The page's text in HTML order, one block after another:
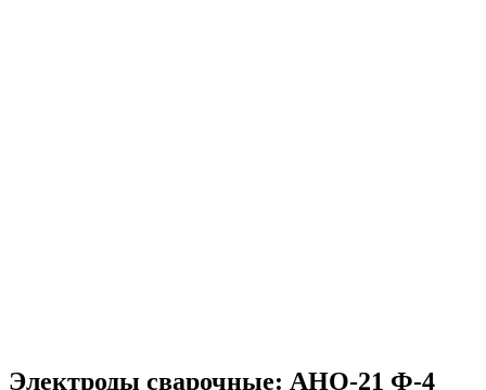
Электроды сварочные: АНО-21 Ф-4